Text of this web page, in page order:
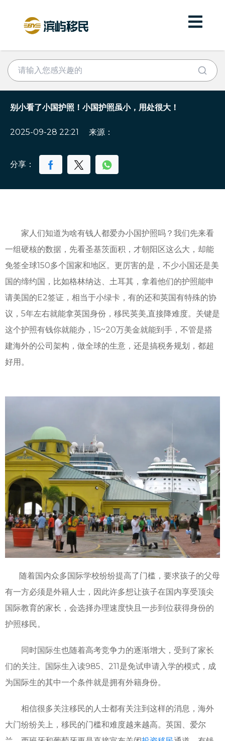
别小看了小国护照！小国护照虽小，用处很大！
2025-09-28 22:21 来源：
分享：
家人们知道为啥有钱人都爱办小国护照吗？我们先来看
一组硬核的数据，先看圣基茨面积，才朝阳区这么大，却能
免签全球150多个国家和地区。更厉害的是，不少小国还是美
国的缔约国，比如格林纳达、土耳其，拿着他们的护照能申
请美国的E2签证，相当于小绿卡，有的还和英国有特殊的协
议，5年左右就能拿英国身份，移民英美,直接降难度。关键是
这个护照有钱你就能办，15~20万美金就能到手，不管是搭
建海外的公司架构，做全球的生意，还是搞税务规划，都超
好用。
随着国内众多国际学校纷纷提高了门槛，要求孩子的父母
有一方必须是外籍人士，因此许多想让孩子在国内享受顶尖
国际教育的家长，会选择办理速度快且一步到位获得身份的
护照移民。
同时国际生也随着高考竞争力的逐渐增大，受到了家长
们的关注。国际生入读985、211是免试申请入学的模式，成
为国际生的其中一个条件就是拥有外籍身份。
相信很多关注移民的人士都有关注到这样的消息，海外
大门纷纷关上，移民的门槛和难度越来越高。英国、爱尔